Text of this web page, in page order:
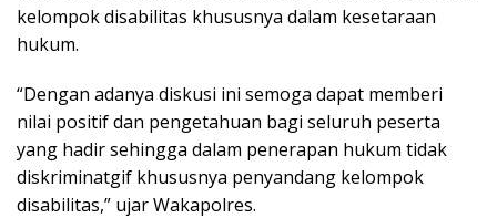
kelompok disabilitas khususnya dalam kesetaraan
hukum.
“Dengan adanya diskusi ini semoga dapat memberi
nilai positif dan pengetahuan bagi seluruh peserta
yang hadir sehingga dalam penerapan hukum tidak
diskriminatgif khususnya penyandang kelompok
disabilitas,” ujar Wakapolres.